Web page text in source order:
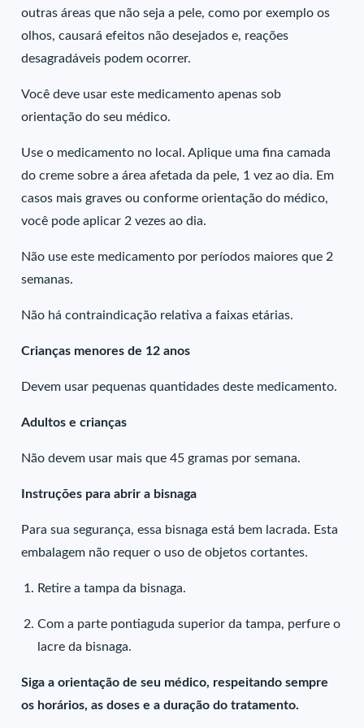
outras áreas que não seja a pele, como por exemplo os
olhos, causará efeitos não desejados e, reações
desagradáveis podem ocorrer.
Você deve usar este medicamento apenas sob
orientação do seu médico.
Use o medicamento no local. Aplique uma fina camada
do creme sobre a área afetada da pele, 1 vez ao dia. Em
casos mais graves ou conforme orientação do médico,
você pode aplicar 2 vezes ao dia.
Não use este medicamento por períodos maiores que 2
semanas.
Não há contraindicação relativa a faixas etárias.
Crianças menores de 12 anos
Devem usar pequenas quantidades deste medicamento.
Adultos e crianças
Não devem usar mais que 45 gramas por semana.
Instruções para abrir a bisnaga
Para sua segurança, essa bisnaga está bem lacrada. Esta
embalagem não requer o uso de objetos cortantes.
Retire a tampa da bisnaga.
Com a parte pontiaguda superior da tampa, perfure o
lacre da bisnaga.
Siga a orientação de seu médico, respeitando sempre
os horários, as doses e a duração do tratamento.